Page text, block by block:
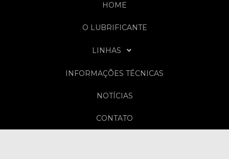
HOME
O LUBRIFICANTE
LINHAS
INFORMAÇÕES TÉCNICAS
NOTÍCIAS
CONTATO